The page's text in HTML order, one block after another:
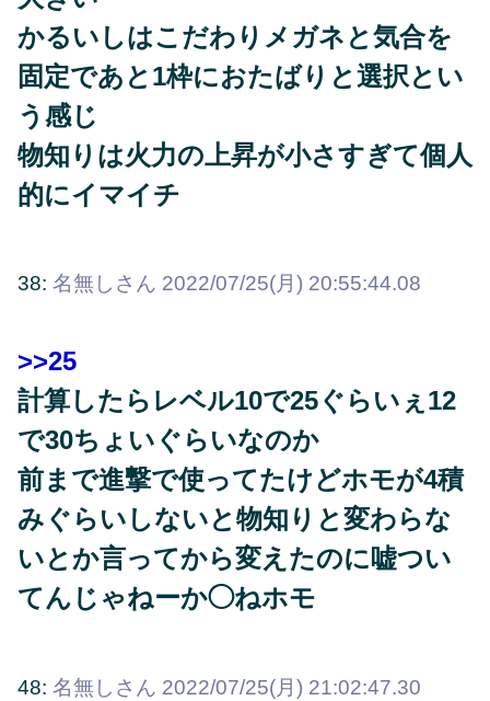
かるいしはこだわりメガネと気合を
固定であと1枠におたばりと選択とい
う感じ
物知りは火力の上昇が小さすぎて個人
的にイマイチ
38: 名無しさん 2022/07/25(月) 20:55:44.08
>>25
計算したらレベル10で25ぐらいぇ12
で30ちょいぐらいなのか
前まで進撃で使ってたけどホモが4積
みぐらいしないと物知りと変わらな
いとか言ってから変えたのに嘘つい
てんじゃねーか◯ねホモ
48: 名無しさん 2022/07/25(月) 21:02:47.30